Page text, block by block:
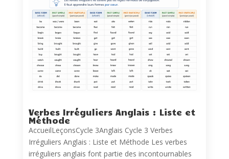
Verbes Irréguliers Anglais : Liste et
Méthode
AccueilLeçonsCycle 3Anglais Cycle 3 Verbes
Irréguliers Anglais : Liste et Méthode Les verbes
irréguliers anglais font partie des incontournables